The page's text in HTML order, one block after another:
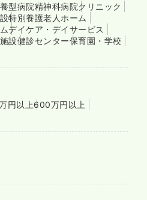
型病院精神科病院クリニック
特別養護老人ホーム
デイケア・デイサービス
設健診センター保育園・学校
円以上600万円以上